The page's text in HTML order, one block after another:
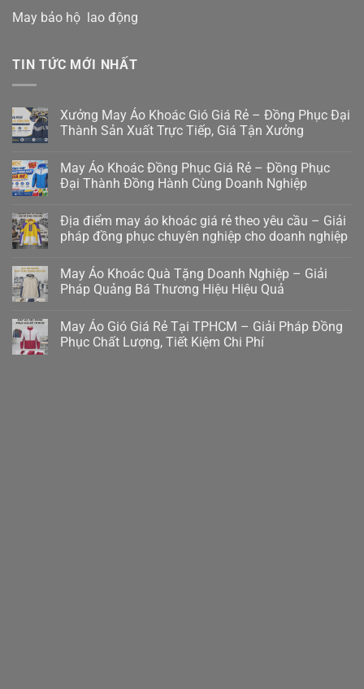
May bảo hộ lao động
TIN TỨC MỚI NHẤT
Xưởng May Áo Khoác Gió Giá Rẻ – Đồng Phục Đại
Thành Sản Xuất Trực Tiếp, Giá Tận Xưởng
May Áo Khoác Đồng Phục Giá Rẻ – Đồng Phục
Đại Thành Đồng Hành Cùng Doanh Nghiệp
Địa điểm may áo khoác giá rẻ theo yêu cầu – Giải
pháp đồng phục chuyên nghiệp cho doanh nghiệp
May Áo Khoác Quà Tặng Doanh Nghiệp – Giải
Pháp Quảng Bá Thương Hiệu Hiệu Quả
May Áo Gió Giá Rẻ Tại TPHCM – Giải Pháp Đồng
Phục Chất Lượng, Tiết Kiệm Chi Phí